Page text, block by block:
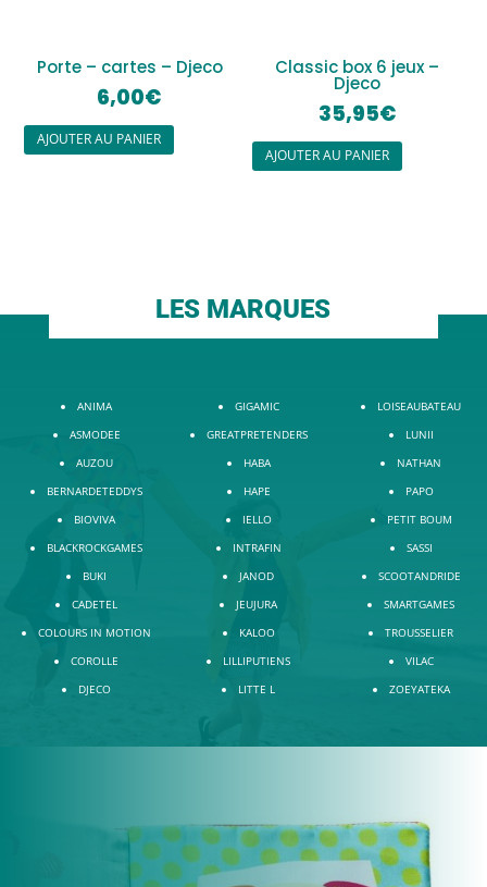
Porte – cartes – Djeco
6,00€
AJOUTER AU PANIER
Classic box 6 jeux –
Djeco
35,95€
AJOUTER AU PANIER
LES MARQUES
ANIMA
ASMODEE
AUZOU
BERNARDETEDDYS
BIOVIVA
BLACKROCKGAMES
BUKI
CADETEL
COLOURS IN MOTION
COROLLE
DJECO
GIGAMIC
GREATPRETENDERS
HABA
HAPE
IELLO
INTRAFIN
JANOD
JEUJURA
KALOO
LILLIPUTIENS
LITTE L
LOISEAUBATEAU
LUNII
NATHAN
PAPO
PETIT BOUM
SASSI
SCOOTANDRIDE
SMARTGAMES
TROUSSELIER
VILAC
ZOEYATEKA